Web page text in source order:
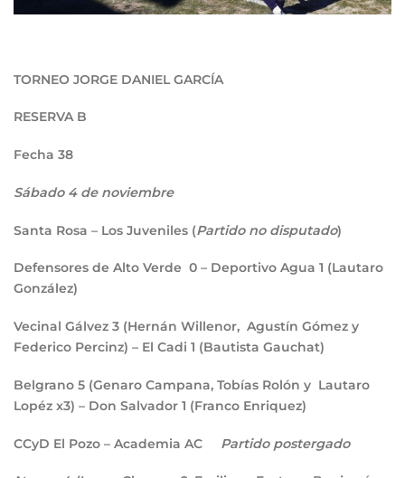
TORNEO JORGE DANIEL GARCÍA
RESERVA B
Fecha 38
Sábado 4 de noviembre
Santa Rosa – Los Juveniles (Partido no disputado)
Defensores de Alto Verde 0 – Deportivo Agua 1 (Lautaro
González)
Vecinal Gálvez 3 (Hernán Willenor, Agustín Gómez y
Federico Percinz) – El Cadi 1 (Bautista Gauchat)
Belgrano 5 (Genaro Campana, Tobías Rolón y Lautaro
Lopéz x3) – Don Salvador 1 (Franco Enriquez)
CCyD El Pozo – Academia AC Partido postergado